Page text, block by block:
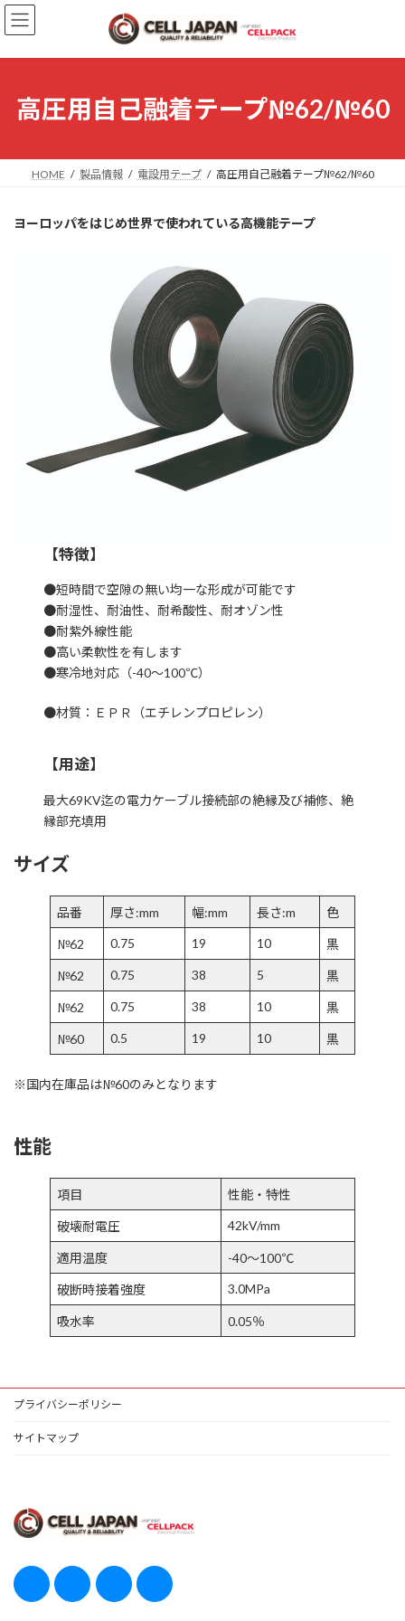
コ
ン
ン
ナ
ビ
ー
高圧用自己融着テープ№62/№60
HOME 製品情報 電設用テープ 高圧用自己融着テープ№62/№60
ヨーロッパをはじめ世界で使われている高機能テープ
【特徴】
●短時間で空隙の無い均一な形成が可能です
●耐湿性、耐油性、耐希酸性、耐オゾン性
●耐紫外線性能
●高い柔軟性を有します
●寒冷地対応（-40～100℃）
●材質：ＥＰＲ（エチレンプロピレン）
【用途】
最大69KV迄の電力ケーブル接続部の絶縁及び補修、絶
縁部充填用
サイズ
品番 厚さ:mm 幅:mm 長さ:m 色
№62 0.75 19 10 黒
№62 0.75 38 5 黒
№62 0.75 38 10 黒
№60 0.5 19 10 黒
※国内在庫品は№60のみとなります
性能
項目 性能・特性
破壊耐電圧 42kV/mm
適用温度 -40～100℃
破断時接着強度 3.0MPa
吸水率 0.05％
プライバシーポリシー
サイトマップ